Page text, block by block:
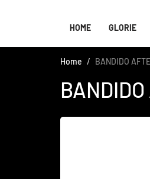
HOME GLORIE
Home BANDIDO